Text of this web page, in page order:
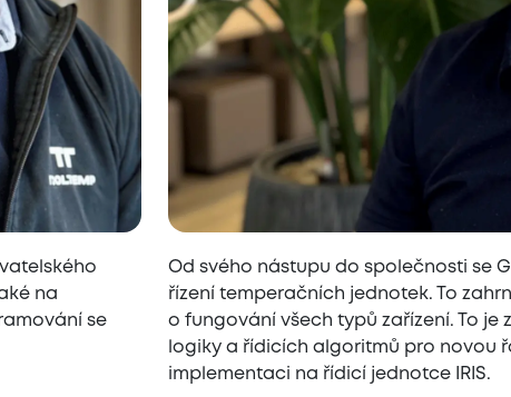
na
se
Od svého nástupu do společnosti se
řízení temperačních jednotek. To
o fungování všech typů zařízení. To je
logiky a řídicích algoritmů pro novou
implementaci na řídicí jednotce IRIS.